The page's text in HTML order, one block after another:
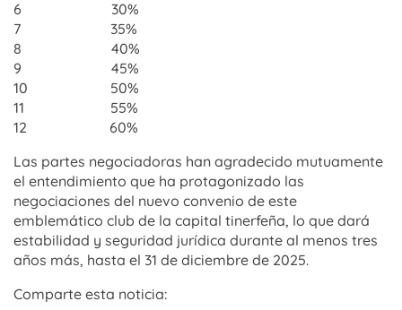
6 30%
7 35%
8 40%
9 45%
10 50%
11 55%
12 60%
Las partes negociadoras han agradecido mutuamente
el entendimiento que ha protagonizado las
negociaciones del nuevo convenio de este
emblemático club de la capital tinerfeña, lo que dará
estabilidad y seguridad jurídica durante al menos tres
años más, hasta el 31 de diciembre de 2025.
Comparte esta noticia: